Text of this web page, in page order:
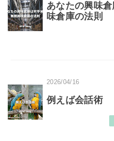
あなたの興味
味倉庫の法則
2026/04/16
例えば会話術